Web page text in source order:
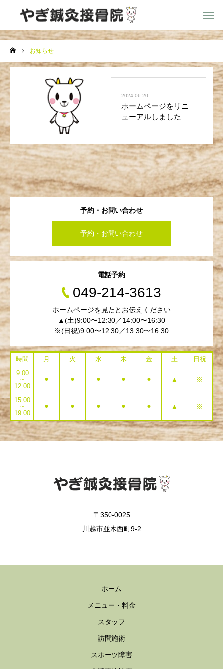
お知らせ
お知らせ
2024.06.20
ホームページをリニ
ューアルしました
予約・お問い合わせ
予約・お問い合わせ
電話予約
049-214-3613
ホームページを見たとお伝えください
▲(土)9:00〜12:30／14:00〜16:30
※(日祝)9:00〜12:30／13:30〜16:30
時間 月 火 水 木 金 土
日祝
9:00
~
12:00
⚫︎ ⚫︎ ⚫︎ ⚫︎ ⚫︎ ▲ ※
15:00
~
19:00
⚫︎ ⚫︎ ⚫︎ ⚫︎ ⚫︎ ▲ ※
〒350-0025
川越市並木西町9-2
ホーム
メニュー・料金
スタッフ
訪問施術
スポーツ障害